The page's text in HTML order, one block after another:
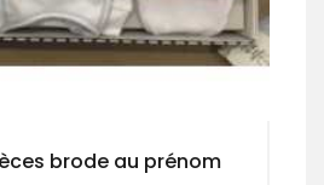
brode au prénom